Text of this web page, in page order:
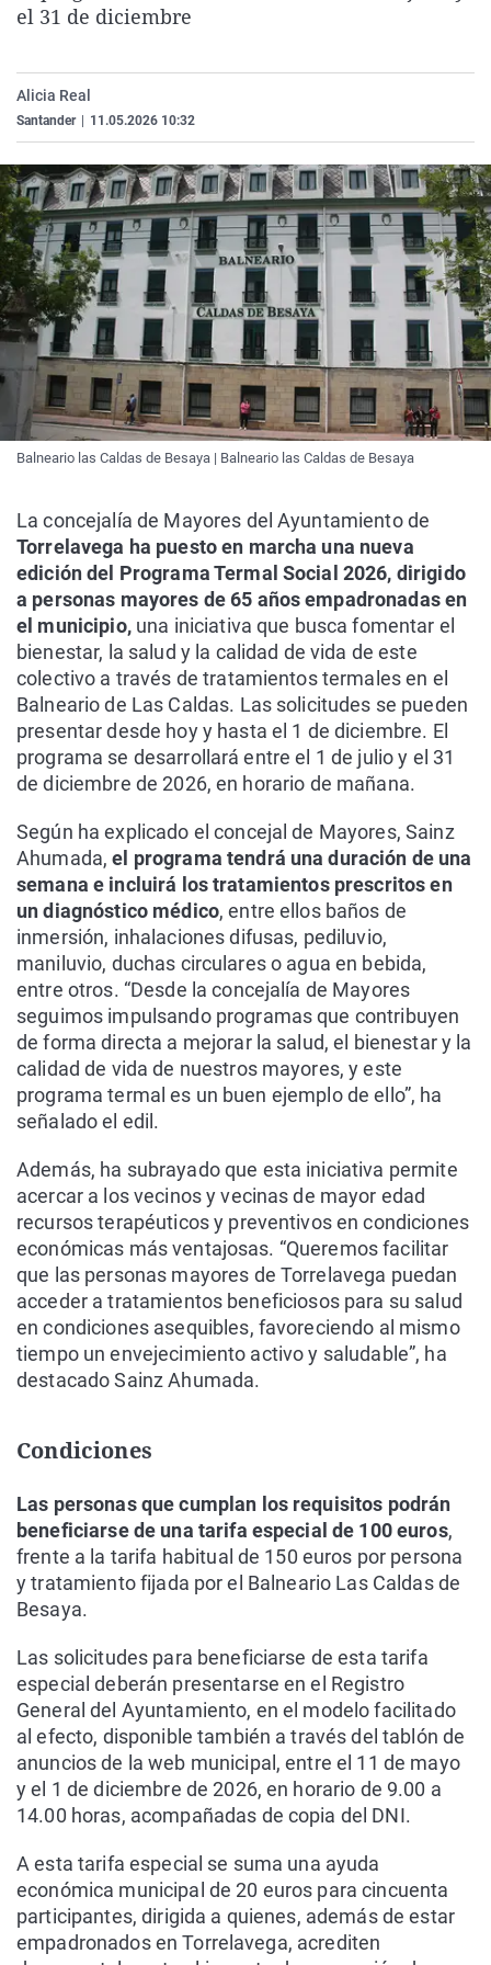
País Vasco
el 31 de diciembre
Alicia Real
Santander 11.05.2026 10:32
Balneario las Caldas de Besaya | Balneario las Caldas de Besaya
La concejalía de Mayores del Ayuntamiento de
Torrelavega ha puesto en marcha una nueva
edición del Programa Termal Social 2026, dirigido
a personas mayores de 65 años empadronadas en
el municipio,una iniciativa que busca fomentar el
bienestar, la salud y la calidad de vida de este
colectivo a través de tratamientos termales en el
Balneario de Las Caldas. Las solicitudes se pueden
presentar desde hoy y hasta el 1 de diciembre. El
programa se desarrollará entre el 1 de julio y el 31
de diciembre de 2026, en horario de mañana.
Según ha explicado el concejal de Mayores, Sainz
Ahumada,el programa tendrá una duración de una
semana e incluirá los tratamientos prescritos en
un diagnóstico médico, entre ellos baños de
inmersión, inhalaciones difusas, pediluvio,
maniluvio, duchas circulares o agua en bebida,
entre otros. “Desde la concejalía de Mayores
seguimos impulsando programas que contribuyen
de forma directa a mejorar la salud, el bienestar y la
calidad de vida de nuestros mayores, y este
programa termal es un buen ejemplo de ello”, ha
señalado el edil.
Además, ha subrayado que esta iniciativa permite
acercar a los vecinos y vecinas de mayor edad
recursos terapéuticos y preventivos en condiciones
económicas más ventajosas. “Queremos facilitar
que las personas mayores de Torrelavega puedan
acceder a tratamientos beneficiosos para su salud
en condiciones asequibles, favoreciendo al mismo
tiempo un envejecimiento activo y saludable”, ha
destacado Sainz Ahumada.
Condiciones
Las personas que cumplan los requisitos podrán
beneficiarse de una tarifa especial de 100 euros,
frente a la tarifa habitual de 150 euros por persona
y tratamiento fijada por el Balneario Las Caldas de
Besaya.
Las solicitudes para beneficiarse de esta tarifa
especial deberán presentarse en el Registro
General del Ayuntamiento, en el modelo facilitado
al efecto, disponible también a través del tablón de
anuncios de la web municipal, entre el 11 de mayo
y el 1 de diciembre de 2026, en horario de 9.00 a
14.00 horas, acompañadas de copia del DNI.
A esta tarifa especial se suma una ayuda
económica municipal de 20 euros para cincuenta
participantes, dirigida a quienes, además de estar
empadronados en Torrelavega, acrediten